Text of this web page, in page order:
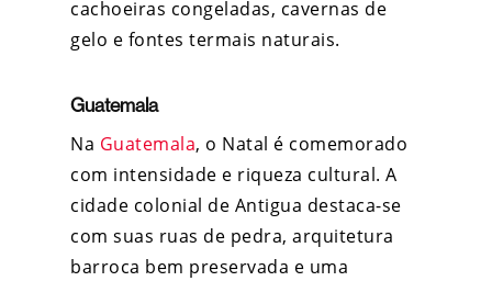
cachoeiras congeladas, cavernas de
gelo e fontes termais naturais.
Guatemala
Na Guatemala, o Natal é comemorado
com intensidade e riqueza cultural. A
cidade colonial de Antigua destaca-se
com suas ruas de pedra, arquitetura
barroca bem preservada e uma